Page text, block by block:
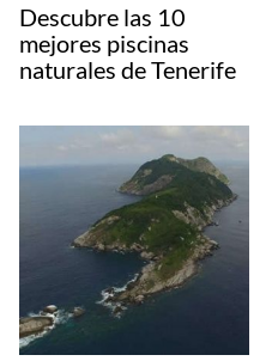
Descubre las 10
mejores piscinas
naturales de Tenerife